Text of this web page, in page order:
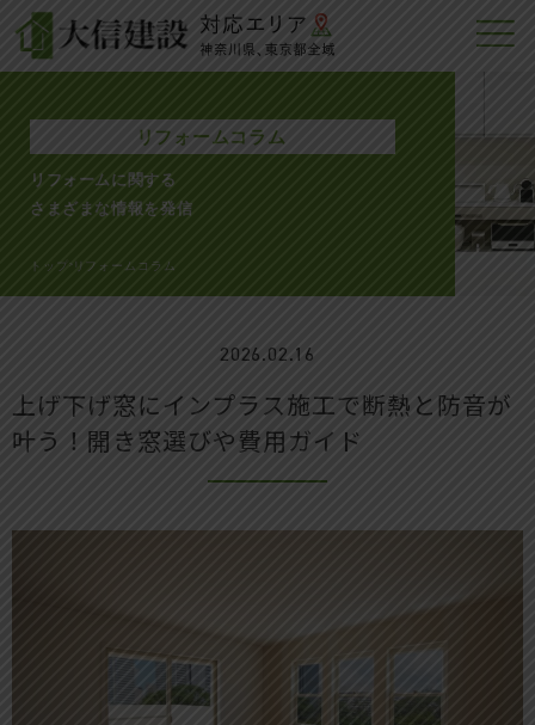
リフォームコラム
リフォームに関する
さまざまな情報を発信
トップ >リフォームコラム
2026.02.16
上げ下げ窓にインプラス施工で断熱と防音が
叶う！開き窓選びや費用ガイド